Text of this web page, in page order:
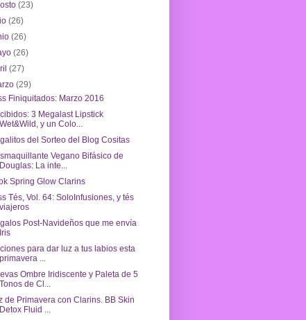
(23)
(26)
(26)
(26)
(27)
(29)
Finiquitados: Marzo 2016
3 Megalast Lipstick
Wet&Wild, y un Colo...
del Sorteo del Blog Cositas
Vegano Bifásico de
Douglas: La inte...
Spring Glow Clarins
Tés, Vol. 64: SoloInfusiones, y tés
viajeros
Post-Navideños que me envía
Iris
para dar luz a tus labios esta
primavera ...
Ombre Iridiscente y Paleta de 5
Tonos de Cl...
de Primavera con Clarins. BB Skin
Detox Fluid ...